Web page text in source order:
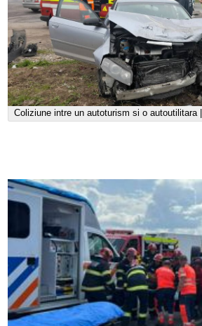
Coliziune intre un autoturism si o autoutilitara